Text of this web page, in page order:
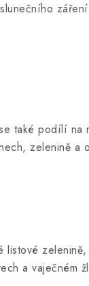
také podílí na
zelenině a
listové
a vaječném